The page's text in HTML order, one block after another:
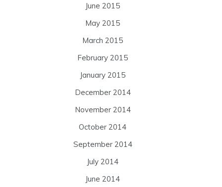
June 2015
May 2015
March 2015
February 2015
January 2015
December 2014
November 2014
October 2014
September 2014
July 2014
June 2014